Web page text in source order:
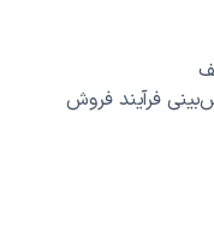
فرآیند فروش